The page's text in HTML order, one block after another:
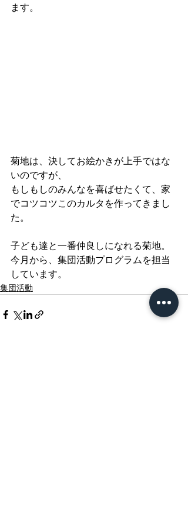
ます。
菊地は、決してお絵かきが上手ではな
いのですが、
もしもしのみんなを喜ばせたくて、家
でコツコツこのカルタを作ってきまし
た。
子ども達と一番仲良しになれる菊地。
今月から、集団活動プログラムを担当
しています。
集団活動